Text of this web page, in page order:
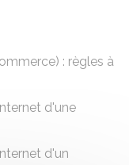
: règles à
d'une
d'un